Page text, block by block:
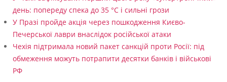
день: попереду спека до 35 °C і сильні грози
У Празі пройде акція через пошкодження Києво-
Печерської лаври внаслідок російської атаки
Чехія підтримала новий пакет санкцій проти Росії: під
обмеження можуть потрапити десятки банків і військові
РФ